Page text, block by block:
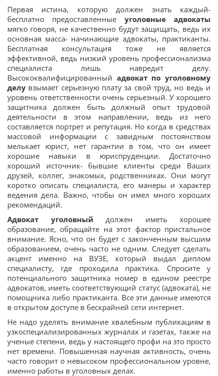
Первая истина, которую должен знать каждый-
бесплатно предоставленные уголовные адвокаты
мягко говоря, не качественно будут защищать, ведь их
основная масса- начинающие адвокаты, практиканты.
Бесплатная консультация тоже не является
эффективной, ведь низкий уровень профессионализма
специалиста лишь навредит делу.
Высококвалифицированный адвокат по уголовному
делу взымает серьезную плату за свой труд, но ведь и
уровень ответственности очень серьезный. У хорошего
защитника должен быть должный опыт трудовой
деятельности в этом направлении, ведь из него
составляется портрет и репутация. Но когда в средствах
массовой информации с завидным постоянством
мелькает юрист, нет гарантии в том, что он имеет
хорошие навыки в юриспруденции. Достаточно
хороший источник- бывшие клиенты среди Ваших
друзей, коллег, знакомых, родственниках. Они могут
коротко описать специалиста, его манеры и характер
ведения дела. Важно, чтобы он имел много хороших
рекомендаций.
Адвокат уголовный должен иметь хорошее
образование, обращайте на этот фактор пристальное
внимание. Ясно, что он будет с законченным высшим
образованием, очень часто не одним. Следует сделать
акцент именно на ВУЗЕ, который выдал диплом
специалисту, где проходила практика. Спросите у
потенциального защитника номер в едином реестре
адвокатов, иметь соответствующий статус (адвоката), не
помощника либо практиканта. Все эти данные имеются
в открытом доступе в бескрайней сети интернет.
Не надо уделять внимание хвалебным публикациям в
узкоспециализированных журналах и газетах, также на
ученые степени, ведь у настоящего профи на это просто
нет времени. Повышенная научная активность, очень
часто говорит о невысоком профессиональном уровне,
именно работы в уголовных делах.